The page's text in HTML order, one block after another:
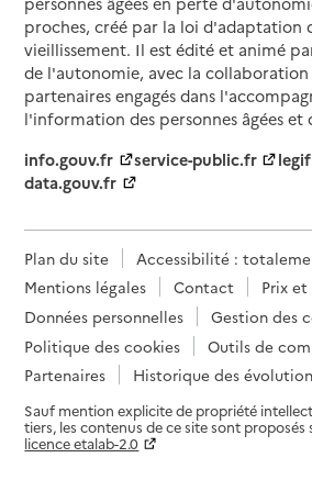
proches, créé par la loi d'adaptation
vieillissement. Il est édité et animé
de l'autonomie, avec la
partenaires engagés dans
l'information des personnes âgées et
info.gouv.fr
service-public.fr
data.gouv.fr
Plan du site
Accessibilité :
Mentions légales
Contact
Prix
Données personnelles
Gestion des
Politique des cookies
Outils de
Partenaires
Historique des
Sauf mention explicite de propriété
tiers, les contenus de ce site sont proposés
licence etalab-2.0